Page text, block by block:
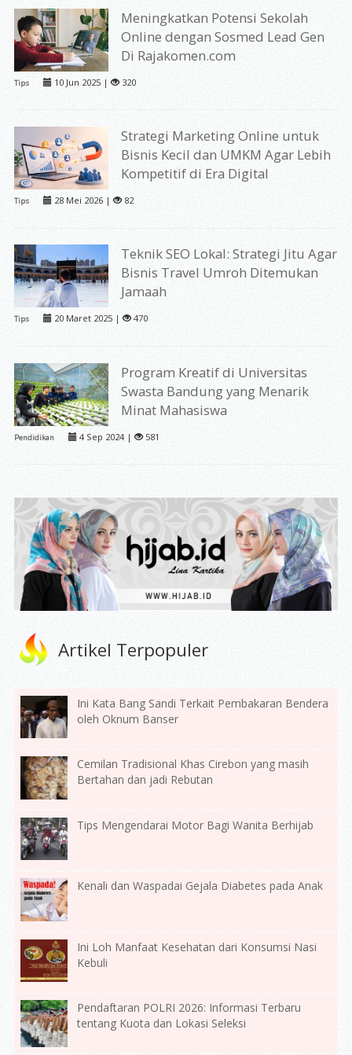
Meningkatkan Potensi Sekolah
Online dengan Sosmed Lead Gen
Di Rajakomen.com
Tips 10 Jun 2025 | 320
Strategi Marketing Online untuk
Bisnis Kecil dan UMKM Agar Lebih
Kompetitif di Era Digital
Tips 28 Mei 2026 | 82
Teknik SEO Lokal: Strategi Jitu Agar
Bisnis Travel Umroh Ditemukan
Jamaah
Tips 20 Maret 2025 | 470
Program Kreatif di Universitas
Swasta Bandung yang Menarik
Minat Mahasiswa
Pendidikan 4 Sep 2024 | 581
Artikel Terpopuler
Ini Kata Bang Sandi Terkait Pembakaran Bendera
oleh Oknum Banser
Cemilan Tradisional Khas Cirebon yang masih
Bertahan dan jadi Rebutan
Tips Mengendarai Motor Bagi Wanita Berhijab
Kenali dan Waspadai Gejala Diabetes pada Anak
Ini Loh Manfaat Kesehatan dari Konsumsi Nasi
Kebuli
Pendaftaran POLRI 2026: Informasi Terbaru
tentang Kuota dan Lokasi Seleksi